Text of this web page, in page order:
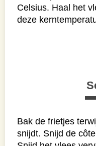
Gaar de côte de
kerntemperatuur
deze